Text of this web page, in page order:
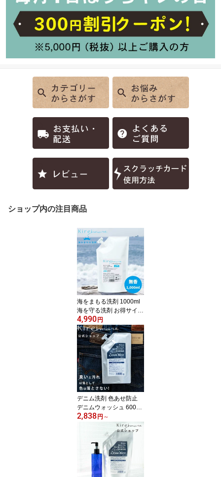
ショップ内の注目商品
海をまもる洗剤 1000ml
海を守る洗剤 お得サイズ
洗濯洗剤 無香料 液体 中
性 詰め替え 柔軟剤不要
Kireimore wellwash [ 敏
感肌 赤ちゃん ベビー デ
リケート 部屋干し エコ
洗剤 日本製 ]
4,990 円
デニム洗剤 色あせ防止
デニムウォッシュ 600ml
Kireimore デニム用洗剤
ジーンズ ジーンズ用 黒
い服 色移り防止 洗剤 ブ
ラックデニム ユニフォー
ム 制服 古着 色褪せ防止
洗濯洗剤 洗濯用洗剤 消
臭 色止め 濃色衣料用 雑
2,838 円 ～